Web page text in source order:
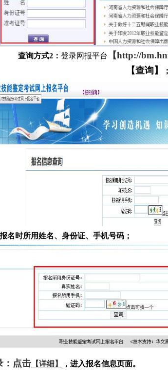
查询方式2： 登录网报平台 【http://
【查询】 ；
报名时所用姓名、身份证、手机号码；
：点击 【详细 】 ，进入报名信息页面。